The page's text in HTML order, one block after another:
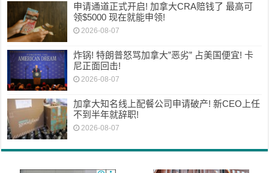
申请通道正式开启! 加拿大CRA赔钱了 最高可
领$5000 现在就能申领!
2026-08-07
炸锅! 特朗普怒骂加拿大”恶劣” 占美国便宜! 卡
尼正面回击!
2026-08-07
加拿大知名线上配餐公司申请破产! 新CEO上任
不到半年就辞职!
2026-08-07